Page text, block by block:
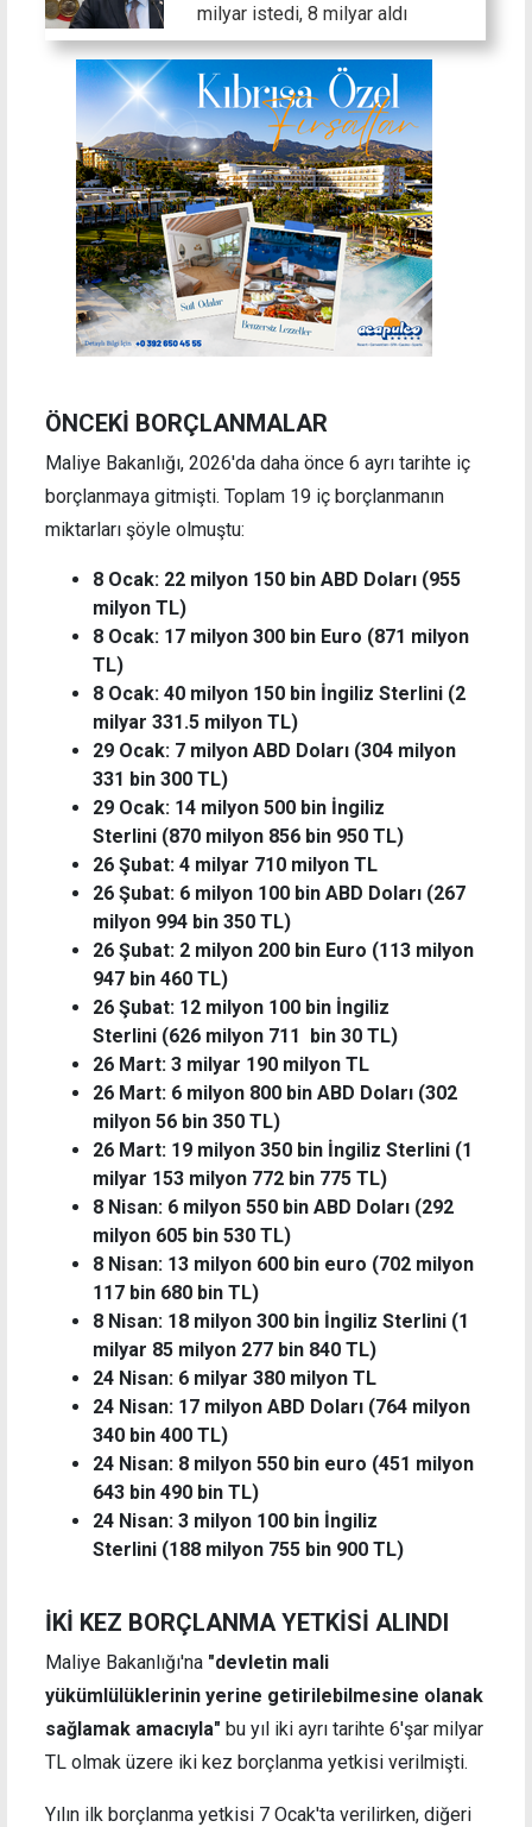
milyar istedi, 8 milyar aldı
ÖNCEKİ BORÇLANMALAR
Maliye Bakanlığı, 2026'da daha önce 6 ayrı tarihte iç
borçlanmaya gitmişti. Toplam 19 iç borçlanmanın
miktarları şöyle olmuştu:
8 Ocak: 22 milyon 150 bin ABD Doları (955
milyon TL)
8 Ocak: 17 milyon 300 bin Euro (871 milyon
TL)
8 Ocak: 40 milyon 150 bin İngiliz Sterlini (2
milyar 331.5 milyon TL)
29 Ocak: 7 milyon ABD Doları (304 milyon
331 bin 300 TL)
29 Ocak: 14 milyon 500 bin İngiliz
Sterlini (870 milyon 856 bin 950 TL)
26 Şubat: 4 milyar 710 milyon TL
26 Şubat: 6 milyon 100 bin ABD Doları (267
milyon 994 bin 350 TL)
26 Şubat: 2 milyon 200 bin Euro (113 milyon
947 bin 460 TL)
26 Şubat: 12 milyon 100 bin İngiliz
Sterlini (626 milyon 711 bin 30 TL)
26 Mart: 3 milyar 190 milyon TL
26 Mart: 6 milyon 800 bin ABD Doları (302
milyon 56 bin 350 TL)
26 Mart: 19 milyon 350 bin İngiliz Sterlini (1
milyar 153 milyon 772 bin 775 TL)
8 Nisan: 6 milyon 550 bin ABD Doları (292
milyon 605 bin 530 TL)
8 Nisan: 13 milyon 600 bin euro (702 milyon
117 bin 680 bin TL)
8 Nisan: 18 milyon 300 bin İngiliz Sterlini (1
milyar 85 milyon 277 bin 840 TL)
24 Nisan: 6 milyar 380 milyon TL
24 Nisan: 17 milyon ABD Doları (764 milyon
340 bin 400 TL)
24 Nisan: 8 milyon 550 bin euro (451 milyon
643 bin 490 bin TL)
24 Nisan: 3 milyon 100 bin İngiliz
Sterlini (188 milyon 755 bin 900 TL)
İKİ KEZ BORÇLANMA YETKİSİ ALINDI
Maliye Bakanlığı'na "devletin mali
yükümlülüklerinin yerine getirilebilmesine olanak
sağlamak amacıyla" bu yıl iki ayrı tarihte 6'şar milyar
TL olmak üzere iki kez borçlanma yetkisi verilmişti.
Yılın ilk borçlanma yetkisi 7 Ocak'ta verilirken, diğeri